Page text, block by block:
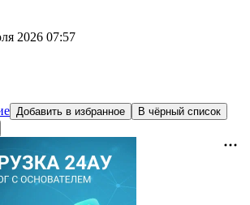
2026 07:57
Добавить в избранное
В чёрный список